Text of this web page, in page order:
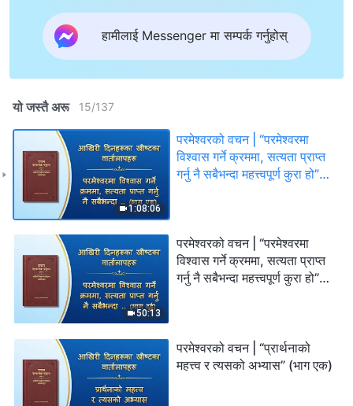
हामीलाई Messenger मा सम्पर्क गर्नुहोस्
यो जस्तै अरू 15/137
1:08:06
परमेश्‍वरको वचन | “परमेश्‍वरमा
विश्‍वास गर्ने क्रममा, सत्यता प्राप्त
गर्नु नै सबैभन्दा महत्त्वपूर्ण कुरा हो”
50:13
परमेश्‍वरको वचन | “परमेश्‍वरमा
विश्‍वास गर्ने क्रममा, सत्यता प्राप्त
गर्नु नै सबैभन्दा महत्त्वपूर्ण कुरा हो”
परमेश्‍वरको वचन | “प्रार्थनाको
महत्त्व र त्यसको अभ्यास” (भाग एक)